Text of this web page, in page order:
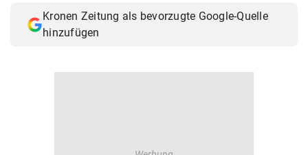
Kronen Zeitung als bevorzugte Google-Quelle
hinzufügen